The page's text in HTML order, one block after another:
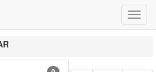
3xxx